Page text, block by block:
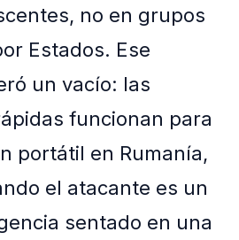
no en grupos
Estados. Ese
un vacío: las
funcionan para
portátil en Rumanía,
el atacante es un
sentado en una